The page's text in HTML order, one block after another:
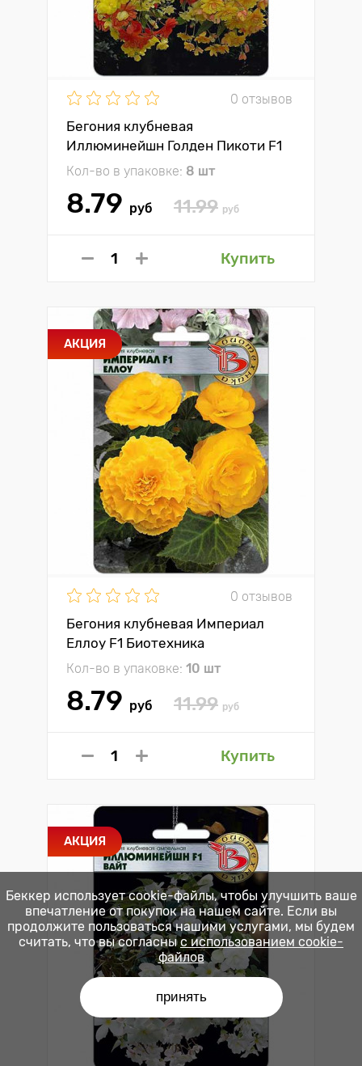
0 отзывов
Бегония клубневая
Иллюминейшн Голден Пикоти F1
Биотехника
Кол-во в упаковке: 8 шт
8.79 руб 11.99 руб
Купить
АКЦИЯ
0 отзывов
Бегония клубневая Империал
Еллоу F1 Биотехника
Кол-во в упаковке: 10 шт
8.79 руб 11.99 руб
Купить
АКЦИЯ
Беккер использует cookie-файлы, чтобы улучшить ваше
впечатление от покупок на нашем сайте. Если вы
продолжите пользоваться нашими услугами, мы будем
считать, что вы согласны с использованием cookie-
файлов
принять